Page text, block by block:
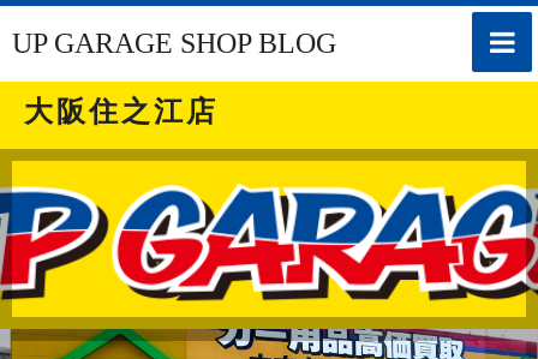
toggle
UP GARAGE SHOP BLOG
大阪住之江店